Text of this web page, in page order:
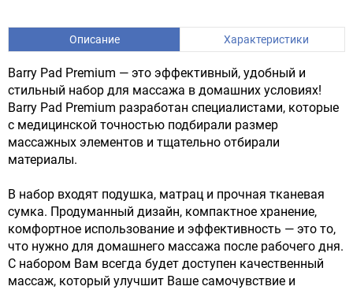
Описание Характеристики
Barry Pad Premium — это эффективный, удобный и
стильный набор для массажа в домашних условиях!
Barry Pad Premium разработан специалистами, которые
с медицинской точностью подбирали размер
массажных элементов и тщательно отбирали
материалы.
В набор входят подушка, матрац и прочная тканевая
сумка. Продуманный дизайн, компактное хранение,
комфортное использование и эффективность — это то,
что нужно для домашнего массажа после рабочего дня.
С набором Вам всегда будет доступен качественный
массаж, который улучшит Ваше самочувствие и